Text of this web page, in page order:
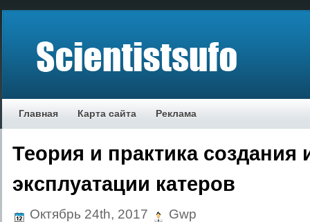
Главная Карта сайта Реклама
Теория и практика создания
эксплуатации катеров
Октябрь 24th, 2017 Gwp